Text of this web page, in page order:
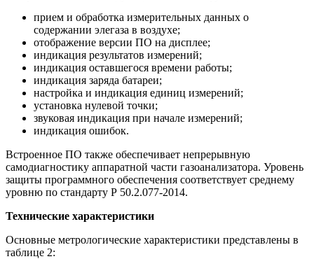
прием и обработка измерительных данных о
содержании элегаза в воздухе;
отображение версии ПО на дисплее;
индикация результатов измерений;
индикация оставшегося времени работы;
индикация заряда батареи;
настройка и индикация единиц измерений;
установка нулевой точки;
звуковая индикация при начале измерений;
индикация ошибок.
Встроенное ПО также обеспечивает непрерывную
самодиагностику аппаратной части газоанализатора. Уровень
защиты программного обеспечения соответствует среднему
уровню по стандарту Р 50.2.077-2014.
Технические характеристики
Основные метрологические характеристики представлены в
таблице 2: